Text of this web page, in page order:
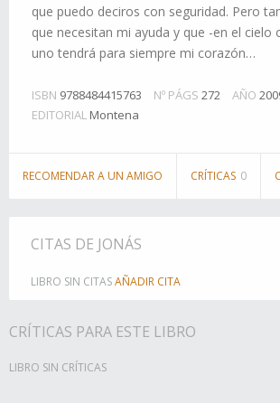
que puedo deciros con seguridad. Pero
que necesitan mi ayuda y que -en el cielo
uno tendrá para siempre mi corazón…
ISBN 9788484415763 Nº PÁGS 272 AÑO
EDITORIAL Montena
RECOMENDAR A UN AMIGO CRÍTICAS 0
CITAS DE JONÁS
LIBRO SIN CITASAÑADIR CITA
CRÍTICAS PARA ESTE LIBRO
LIBRO SIN CRÍTICAS